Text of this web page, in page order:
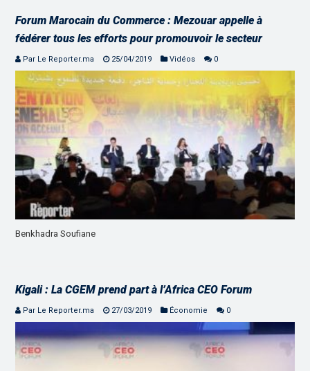
Forum Marocain du Commerce : Mezouar appelle à
fédérer tous les efforts pour promouvoir le secteur
Par Le Reporter.ma 25/04/2019 Vidéos 0
Benkhadra Soufiane
Kigali : La CGEM prend part à l’Africa CEO Forum
Par Le Reporter.ma 27/03/2019 Économie 0